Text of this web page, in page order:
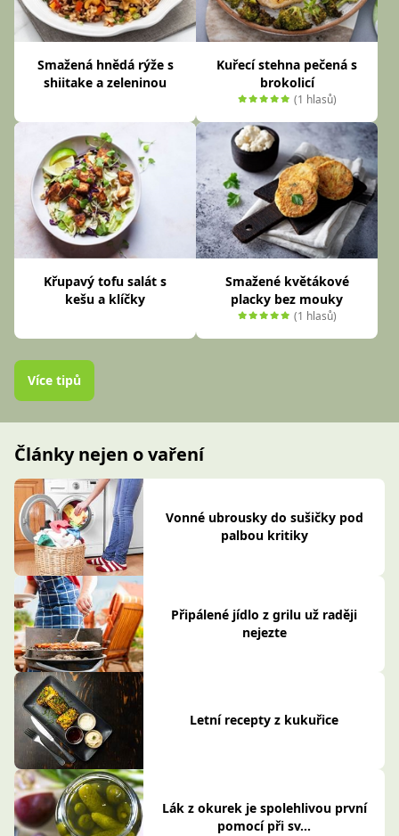
Smažená hnědá rýže s
shiitake a zeleninou
Kuřecí stehna pečená s
brokolicí
(1 hlasů)
Křupavý tofu salát s
kešu a klíčky
Smažené květákové
placky bez mouky
(1 hlasů)
Více tipů
Články nejen o vaření
Vonné ubrousky do sušičky pod
palbou kritiky
Připálené jídlo z grilu už raději
nejezte
Letní recepty z kukuřice
Lák z okurek je spolehlivou první
pomocí při sv...